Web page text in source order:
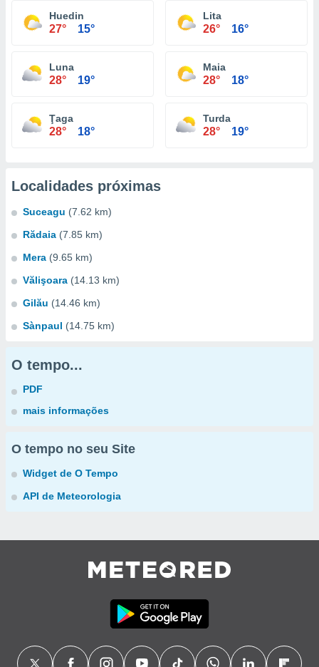
Huedin
27° 15°
Lita
26° 16°
Luna
28° 19°
Maia
28° 18°
Ţaga
28° 18°
Turda
28° 19°
Localidades próximas
Suceagu (7.62 km)
Rădaia (7.85 km)
Mera (9.65 km)
Vălişoara (14.13 km)
Gilău (14.46 km)
Sànpaul (14.75 km)
O tempo...
PDF
mais informações
O tempo no seu Site
Widget de O Tempo
API de Meteorologia